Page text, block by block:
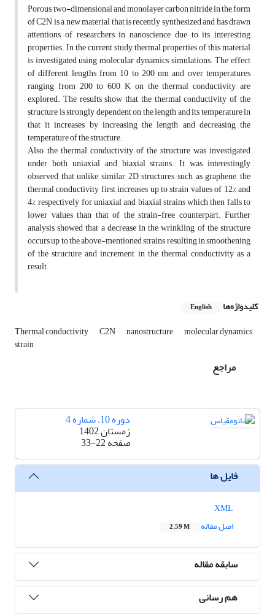
Porous, two-dimensional and monolayer carbon nitride in the form
of C2N is a new material that is recently synthesized and has drawn
attentions of researchers in nanoscience due to its interesting
properties. In the current study, thermal properties of this material
is investigated using molecular dynamics simulations. The effect
of different lengths from 10 to 200 nm and over temperatures
ranging from 200 to 600 K on the thermal conductivity are
explored. The results show that the thermal conductivity of the
structure is strongly dependent on the length and its temperature in
that it increases by increasing the length and decreasing the
temperature of the structure.
Also, the thermal conductivity of the structure was investigated
under both uniaxial and biaxial strains. It was interestingly
observed that unlike similar 2D structures such as graphene, the
thermal conductivity first increases up to strain values of 12% and
4%, respectively for uniaxial and biaxial strains which then falls to
lower values than that of the strain-free counterpart. Further
analysis showed that a decrease in the wrinkling of the structure
occurs up to the above-mentioned strains resulting in smoothening
of the structure and increment in the thermal conductivity as a
result.
کلیدواژه‌ها English
Thermal conductivity C2N nanostructure molecular dynamics
strain
مراجع
دوره 10، شماره 4
زمستان 1402
صفحه33-22
فایل ها
اصل مقاله
2.59 M
سابقه مقاله
هم رسانی